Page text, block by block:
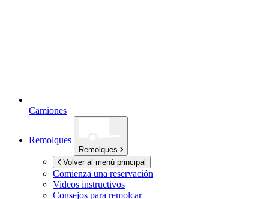
Camiones
Remolques
Remolques
Volver al menú principal
Comienza una reservación
Videos instructivos
Consejos para remolcar